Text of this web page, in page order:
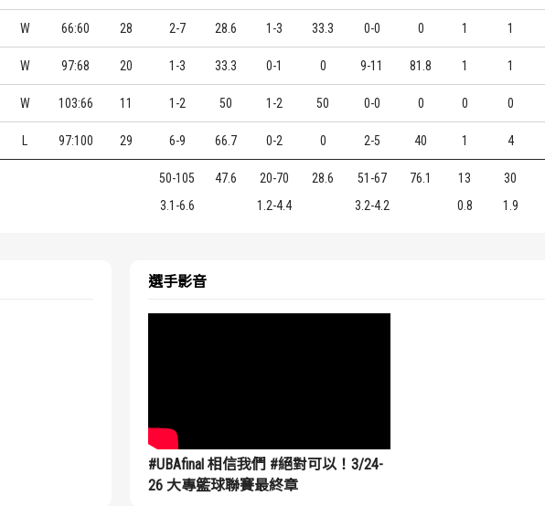
W 66:60 28 2-7 28.6 1-3 33.3 0-0 0 1 1
W 97:68 20 1-3 33.3 0-1 0 9-11 81.8 1 1
W 103:66 11 1-2 50 1-2 50 0-0 0 0 0
L 97:100 29 6-9 66.7 0-2 0 2-5 40 1 4
50-105 47.6 20-70 28.6 51-67 76.1 13 30
3.1-6.6 1.2-4.4 3.2-4.2 0.8 1.9
選手影音
#UBAfinal 相信我們 #絕對可以！3/24-
26 大專籃球聯賽最終章